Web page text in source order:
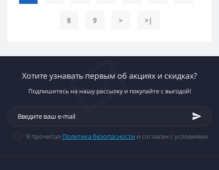
8 9 > >|
Хотите узнавать первым об акциях и скидках?
Подпишитесь на нашу рассылку и покупайте с выгодой!
Я прочитал Политика безопасности и согласен с условиями